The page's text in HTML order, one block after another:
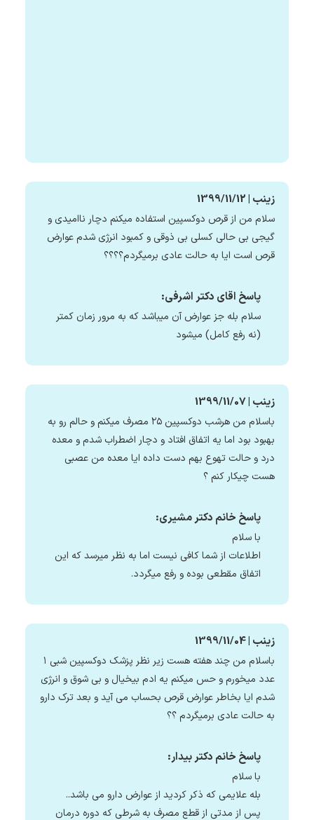
زینب | 1399/11/12
سلام من از قرص دوکسپین استفاده میکنم دچار ناامیدی و
گیجی بی حالی کسلی بی ذوقی و کمبود انرژی شدم عوارض
قرص است ایا به حالت عادی برمیگردم؟؟؟؟
پاسخ اقای دکتر اشرفی:
سلام بله جز عوارض آن میباشد که به مرور زمان کمتر
(نه رفع کامل) میشود
زینب | 1399/11/07
باسلام من هرشب دوکسپین ۲۵ مصرف میکنم و حالم رو به
بهبود بود اما یه اتفاق افتاد و دچار اضطراب شدم و معده
درد و حالت تهوع بهم دست داده ایا معده من عصبی
هست چیکار کنم ؟
پاسخ خانم دکتر مشیری:
با سلام
اطلاعات از شما کافی نیست اما به نظر میرسد که این
اتفاق مقطعی بوده و رفع میگردد.
زینب | 1399/11/04
باسلام من چند هفته هست زیر نظر پزشک دوکسپین شبی ۱
عدد میخورم و حس میکنم یه ادم بیخیال و بی شوق و انرژی
شدم ایا بخاطر عوارض قرص بحساب می آید و بعد ترک دارو
به حالت عادی برمیگردم ؟؟
پاسخ خانم دکتر بیدار:
با سلام
بله علایمی که ذکر کردید از عوارض دارو می باشد..
پس از مدتی از قطع مصرف به شرطی که دوره درمان